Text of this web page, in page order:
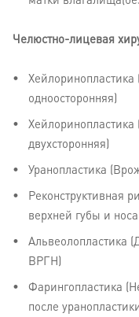
Челюстно-лицевая
одноосторонняя)
двухсторонняя)
Уранопластика
Реконструктивная
верхней губы и
Альвеолопластика
ВРГН)
Фарингопластика
после